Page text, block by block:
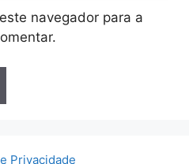
navegador para a
Privacidade